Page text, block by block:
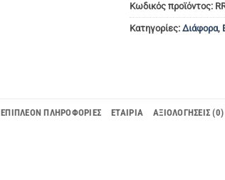
Κωδικός προϊόντος:
Κατηγορίες: Διάφορα,
ΕΠΙΠΛΈΟΝ ΠΛΗΡΟΦΟΡΊΕΣ ΕΤΑΙΡΊΑ ΑΞΙΟΛΟΓΉΣΕΙΣ (0)